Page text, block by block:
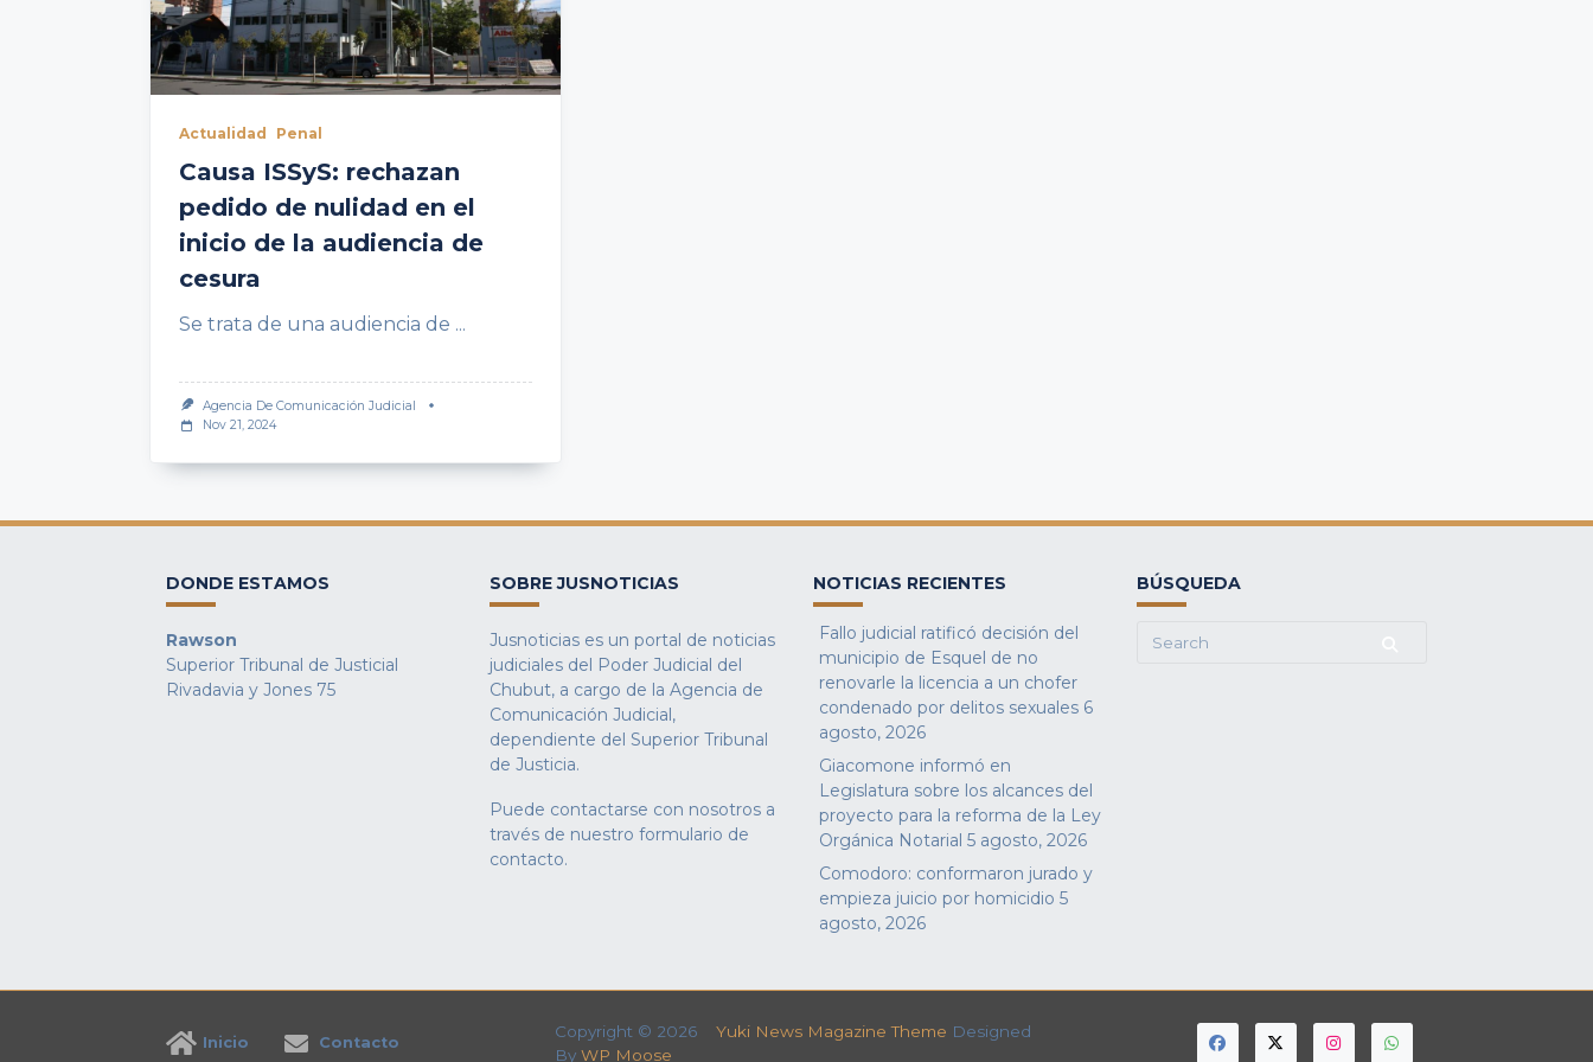
Actualidad Penal
Causa ISSyS: rechazan
pedido de nulidad en el
inicio de la audiencia de
cesura
Se trata de una audiencia de ...
Agencia De Comunicación Judicial
Nov 21, 2024
DONDE ESTAMOS
Rawson
Superior Tribunal de Justicial
Rivadavia y Jones 75
SOBRE JUSNOTICIAS
Jusnoticias es un portal de noticias
judiciales del Poder Judicial del
Chubut, a cargo de la Agencia de
Comunicación Judicial,
dependiente del Superior Tribunal
de Justicia.
Puede contactarse con nosotros a
través de nuestro formulario de
contacto.
NOTICIAS RECIENTES
Fallo judicial ratificó decisión del
municipio de Esquel de no
renovarle la licencia a un chofer
condenado por delitos sexuales 6
agosto, 2026
Giacomone informó en
Legislatura sobre los alcances del
proyecto para la reforma de la Ley
Orgánica Notarial 5 agosto, 2026
Comodoro: conformaron jurado y
empieza juicio por homicidio 5
agosto, 2026
BÚSQUEDA
Search
Inicio Contacto
Copyright © 2026 Yuki News Magazine Theme Designed
By WP Moose